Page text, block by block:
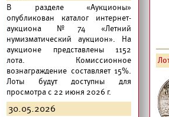
В разделе «Аукционы»
опубликован каталог интернет-
аукциона №74 «Летний
нумизматический аукцион». На
аукционе представлены 1152
лота. Комиссионное
вознаграждение составляет 15%.
Лоты будут доступны для
просмотра с 22 июня 2026 г.
30.05.2026